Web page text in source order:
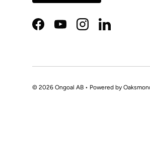
FacebookYouTubeInstagramLinkedIn
© 2026 Ongoal AB • Powered by